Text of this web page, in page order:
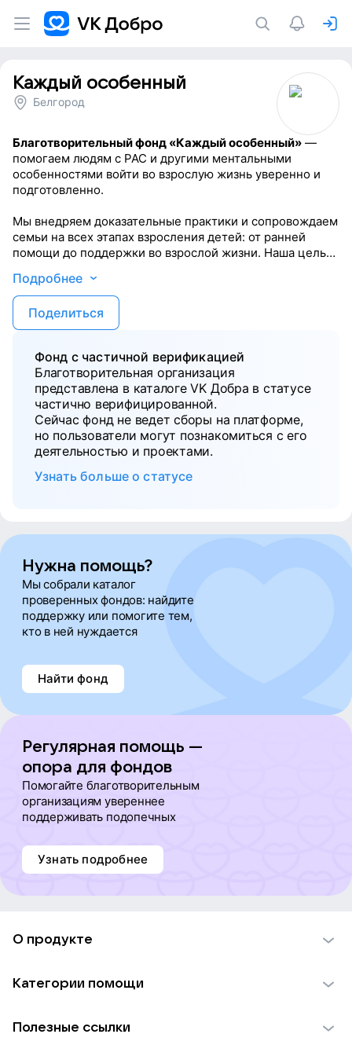
Каждый особенный
Белгород
Благотворительный фонд «Каждый особенный» —
помогаем людям с РАС и другими ментальными
особенностями войти во взрослую жизнь уверенно и
подготовленно.
Мы внедряем доказательные практики и сопровождаем
семьи на всех этапах взросления детей: от ранней
помощи до поддержки во взрослой жизни. Наша цель
системы поддержки, встроенной в государство и
общество. Мы разрабатываем решения, которые
работают без нашего постоянного участия — чтобы
помогать не сотням, а тысячам семей.
Подробнее
Поделиться
Фонд с частичной верификацией
Благотворительная организация
представлена в каталоге VK Добра в статусе
частично верифицированной.
Сейчас фонд не ведет сборы на платформе,
но пользователи могут познакомиться с его
деятельностью и проектами.
Узнать больше о статусе
Нужна помощь?
Мы собрали каталог
проверенных фондов: найдите
поддержку или помогите тем,
кто в ней нуждается
Найти фонд
Регулярная помощь —
опора для фондов
Помогайте благотворительным
организациям увереннее
поддерживать подопечных
Узнать подробнее
О продукте
Использование материалов
Категории помощи
Полезные ссылки